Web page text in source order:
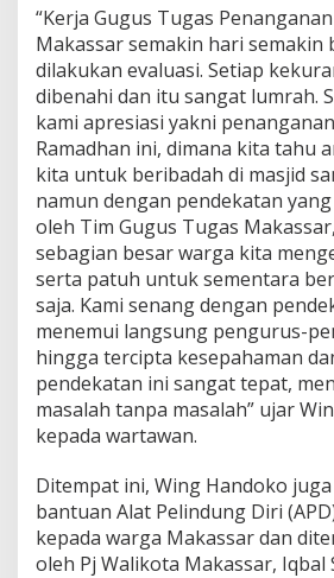
i
M
a
k
a
s
s
a
r
S
e
a
k
i
n
B
a
i
“Kerja Gugus Tugas
Makassar semakin hari semakin
dilakukan evaluasi. Setiap
dibenahi dan itu sangat lumrah.
kami apresiasi yakni
Ramadhan ini, dimana kita tahu
kita untuk beribadah di masjid
namun dengan pendekatan
oleh Tim Gugus Tugas
sebagian besar warga kita
serta patuh untuk sementara
saja. Kami senang dengan
menemui langsung pengurus-
hingga tercipta kesepahaman
pendekatan ini sangat tepat,
masalah tanpa masalah” ujar
kepada wartawan.
Ditempat ini, Wing Handoko
bantuan Alat Pelindung Diri
kepada warga Makassar dan
oleh Pj Walikota Makassar, Iqbal